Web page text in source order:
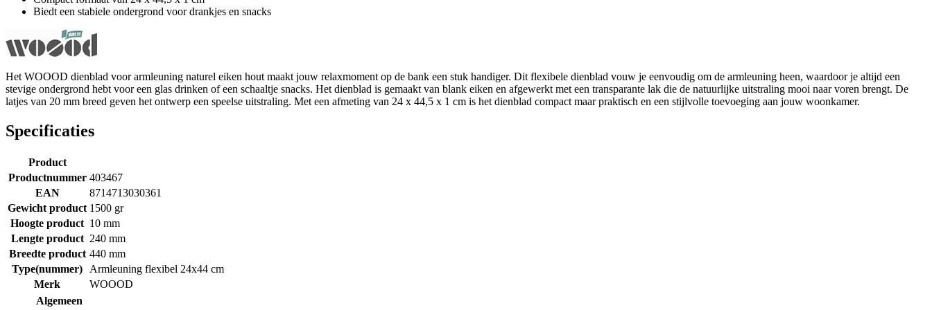
Biedt een stabiele ondergrond voor drankjes en snacks
Het WOOOD dienblad voor armleuning naturel eiken hout maakt jouw relaxmoment op de bank een stuk handiger. Dit flexibele dienblad vouw je eenvoudig om de armleuning heen, waardoor je altijd een
stevige ondergrond hebt voor een glas drinken of een schaaltje snacks. Het dienblad is gemaakt van blank eiken en afgewerkt met een transparante lak die de natuurlijke uitstraling mooi naar voren brengt. De
latjes van 20 mm breed geven het ontwerp een speelse uitstraling. Met een afmeting van 24 x 44,5 x 1 cm is het dienblad compact maar praktisch en een stijlvolle toevoeging aan jouw woonkamer.
Specificaties
Product
Productnummer 403467
EAN
8714713030361
Gewicht product 1500 gr
Hoogte product 10 mm
Lengte product 240 mm
Breedte product 440 mm
Type(nummer)
Armleuning flexibel 24x44 cm
Merk
WOOOD
Algemeen